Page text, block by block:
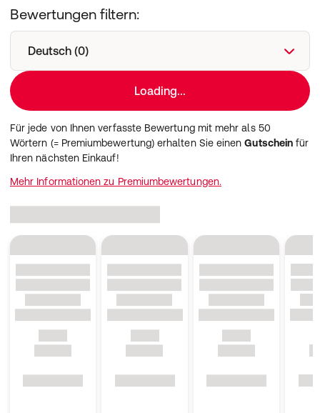
Bewertungen filtern:
Deutsch (0)
Loading...
Für jede von Ihnen verfasste Bewertung mit mehr als 50
Wörtern (= Premiumbewertung) erhalten Sie einenGutschein für
Ihren nächsten Einkauf!
Mehr Informationen zu Premiumbewertungen.